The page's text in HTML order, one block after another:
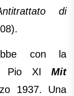
di
con la
Pio XI Mit
1937. Una